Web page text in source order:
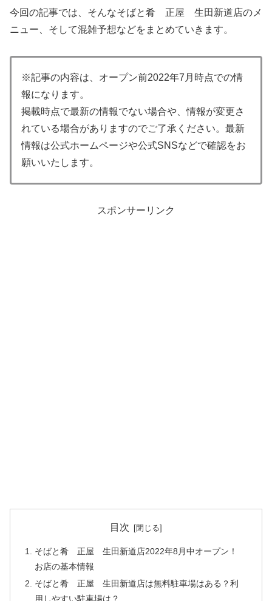
今回の記事では、そんなそばと肴 正屋 生田新道店のメ
ニュー、そして混雑予想などをまとめていきます。
※記事の内容は、オープン前2022年7月時点での情
報になります。
掲載時点で最新の情報でない場合や、情報が変更さ
れている場合がありますのでご了承ください。最新
情報は公式ホームページや公式SNSなどで確認をお
願いいたします。
スポンサーリンク
目次
そばと肴 正屋 生田新道店2022年8月中オープン！
お店の基本情報
そばと肴 正屋 生田新道店は無料駐車場はある？利
用しやすい駐車場は？